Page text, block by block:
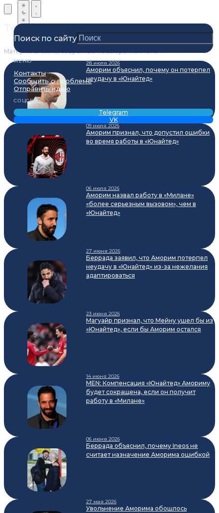
Поиск по сайту
МЕНЮ
Контакты
Сообщить о проблеме
Отправить идею
СОЦСЕТИ
Telegram
VK
Теги
Материалы сайта, собранные по выбранной теме
28 июля 2026
Аморим объяснил, почему он потерпел
неудачу в «Юнайтед»
09 июля 2026
Аморим признал, что допустил ошибки
во время работы в «Юнайтед»
06 июля 2026
Аморим назвал работу в «Милане»
«более серьезным вызовом», чем в
«Юнайтед»
27 июня 2026
Беррада заявил, что Аморим потерпел
неудачу в «Юнайтед» из-за нежелания
адаптироваться
23 июня 2026
Магуайр признал, что Мейну ушел бы из
«Юнайтед», если бы Аморим остался
14 июня 2026
MEN: Компенсация «Юнайтед» Амориму
будет сокращена, если он получит
работу в «Милане»
06 июня 2026
Беррада объяснил, почему Ineos не
считает назначение Аморима ошибкой
27 мая 2026
Увольнение Аморима обошлось